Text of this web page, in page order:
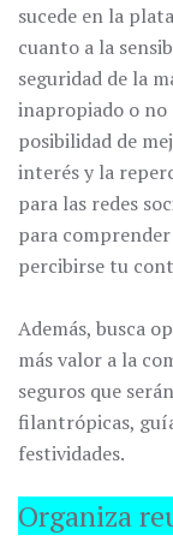
sucede en la
cuanto a la
seguridad de la
inapropiado o no
posibilidad de
interés y la
para las redes
para
percibirse tu
Además, busca
más valor a la
seguros que
filantrópicas,
festividades.
Organiza